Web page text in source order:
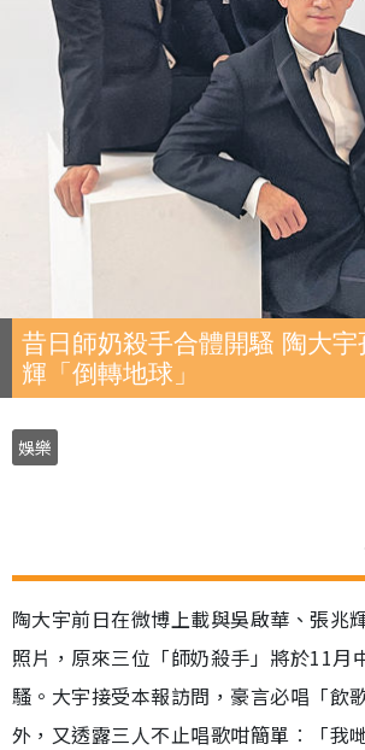
昔日師奶殺手合體開騷 陶大
輝「倒轉地球」
娛樂
陶大宇前日在微博上載與吳啟華、張兆
照片，原來三位「師奶殺手」將於11月
騷。大宇接受本報訪問，豪言必唱「飲
外，又透露三人不止唱歌咁簡單︰「我